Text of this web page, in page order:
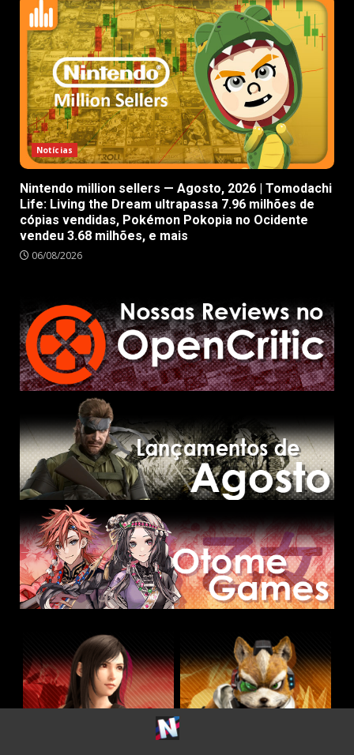
Notícias
Nintendo million sellers — Agosto, 2026 | Tomodachi
Life: Living the Dream ultrapassa 7.96 milhões de
cópias vendidas, Pokémon Pokopia no Ocidente
vendeu 3.68 milhões, e mais
06/08/2026